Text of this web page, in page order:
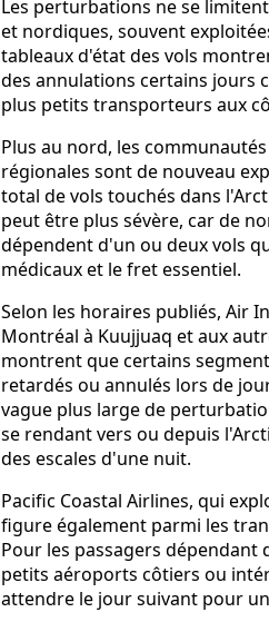
Les perturbations ne se
et nordiques, souvent
tableaux d'état des vols
des annulations certains jours
plus petits transporteurs aux
Plus au nord, les
régionales sont de nouveau
total de vols touchés dans
peut être plus sévère, car de
dépendent d'un ou deux vols
médicaux et le fret essentiel.
Selon les horaires publiés, Air
Montréal à Kuujjuaq et aux
montrent que certains
retardés ou annulés lors de
vague plus large de
se rendant vers ou depuis
des escales d'une nuit.
Pacific Coastal Airlines, qui
figure également parmi les
Pour les passagers dépendant
petits aéroports côtiers ou
attendre le jour suivant pour